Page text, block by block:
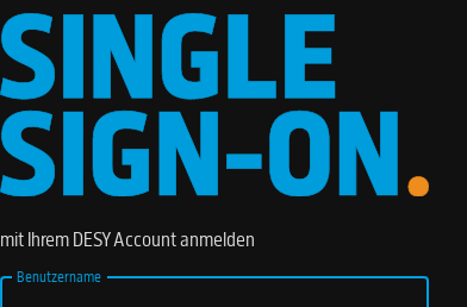
mit Ihrem DESY Account anmelden
Benutzername